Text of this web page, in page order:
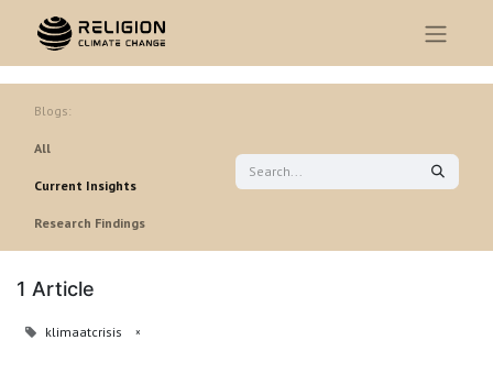
Blogs:
All
Current Insights
Research Findings
1 Article
klimaatcrisis ×